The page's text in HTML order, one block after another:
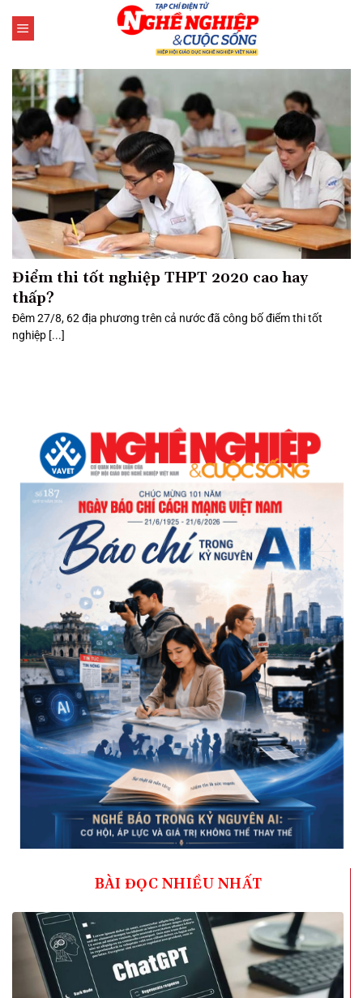
qua
dung
Điểm thi tốt nghiệp THPT 2020 cao hay
thấp?
Đêm 27/8, 62 địa phương trên cả nước đã công bố điểm thi tốt
nghiệp [...]
BÀI ĐỌC NHIỀU NHẤT